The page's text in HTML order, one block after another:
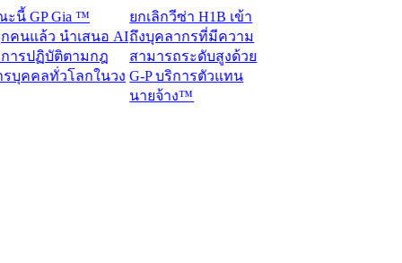
GP Gia ™
ล้ว นำเสนอ AI
ปฏิบัติตามกฎ
คลทั่วโลกในวง
ยกเลิกวีซ่า H1B เข้า
ถึงบุคลากรที่มีความ
สามารถระดับสูงด้วย
G-P บริการตัวแทน
นายจ้าง™​​